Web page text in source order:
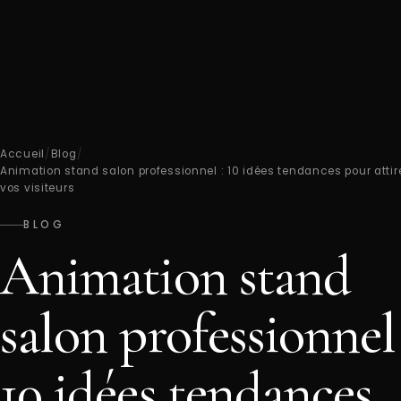
Accueil/ Blog/
Animation stand salon professionnel : 10 idées tendances pour
vos visiteurs
BLOG
Animation stand
salon